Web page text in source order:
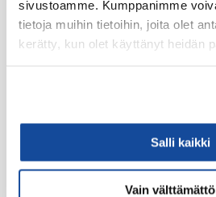
sivustoamme. Kumppanimme
tietoja muihin tietoihin, joita olet
kerätty, kun olet käyttänyt heidän
Salli kaikki
Vain
Kantovarusteet
Lataustarvikkeet
Ryhmävideopalvelu